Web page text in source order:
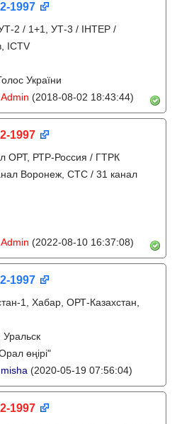
1997
2 / 1+1, УТ-3 / IНТЕР /
ICTV
України
Admin (2018-08-02 18:43:44)
1997
ОРТ, РТР-Россия / ГТРК
Воронеж, СТС / 31 канал
Admin (2022-08-10 16:37:08)
1997
1, Хабар, ОРТ-Казахстан,
Уральск
өңірі"
misha (2020-05-19 07:56:04)
1997